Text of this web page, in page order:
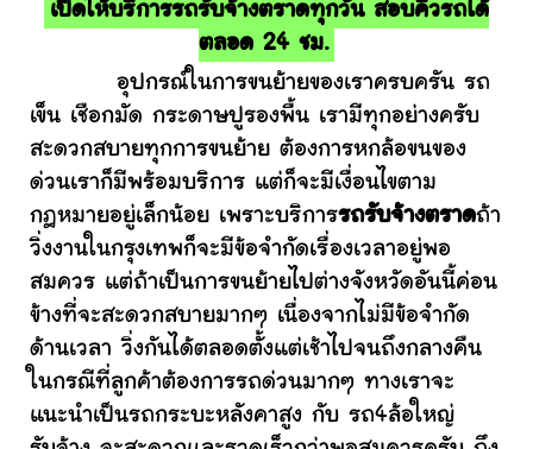
เปิดให้บริการรถรับจ้างตราดทุกวัน สอบคิวรถได้
ตลอด 24 ชม.
อุปกรณ์ในการขนย้ายของเราครบครัน รถ
เข็น เชือกมัด กระดาษปูรองพื้น เรามีทุกอย่างครับ
สะดวกสบายทุกการขนย้าย ต้องการหกล้อขนของ
ด่วนเราก็มีพร้อมบริการ แต่ก็จะมีเงื่อนไขตาม
กฎหมายอยู่เล็กน้อย เพราะบริการรถรับจ้างตราดถ้า
วิ่งงานในกรุงเทพก็จะมีข้อจำกัดเรื่องเวลาอยู่พอ
สมควร แต่ถ้าเป็นการขนย้ายไปต่างจังหวัดอันนี้ค่อน
ข้างที่จะสะดวกสบายมากๆ เนื่องจากไม่มีข้อจำกัด
ด้านเวลา วิ่งกันได้ตลอดตั้งแต่เช้าไปจนถึงกลางคืน
ในกรณีที่ลูกค้าต้องการรถด่วนมากๆ ทางเราจะ
แนะนำเป็นรถกระบะหลังคาสูง กับ รถ4ล้อใหญ่